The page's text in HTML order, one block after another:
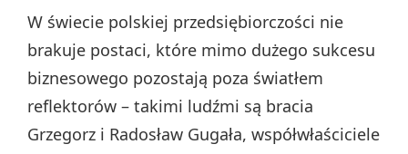
W świecie polskiej przedsiębiorczości nie
brakuje postaci, które mimo dużego sukcesu
biznesowego pozostają poza światłem
reflektorów – takimi ludźmi są bracia
Grzegorz i Radosław Gugała, współwłaściciele